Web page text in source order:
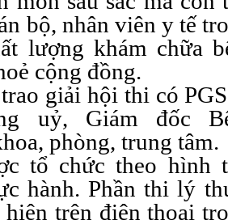
bộ, nhân viên y tế
lượng khám chữa
cộng đồng.
giải hội thi có
uỷ, Giám đốc
phòng, trung tâm.
tổ chức theo hình
hành. Phần thi lý
trên điện thoại